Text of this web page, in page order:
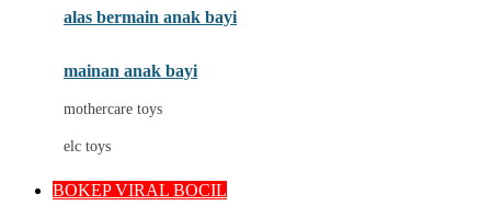
My K
alas bermain anak bayi
mainan anak bayi
mothercare toys
elc toys
BOKEP VIRAL BOCIL